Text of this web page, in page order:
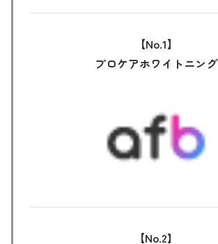
【No.1】
プロケアホワイトニング
【No.2】